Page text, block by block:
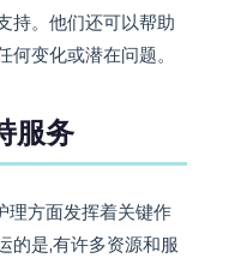
持。他们还可以帮助
变化或潜在问题。
服务
理方面发挥着关键作
的是,有许多资源和服